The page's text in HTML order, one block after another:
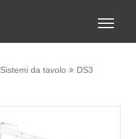
Toggle
Sistemi da tavolo
DS3